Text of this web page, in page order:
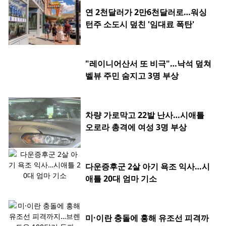
연 2천달러가 2만6천달러로…워싱
턴주 소도시 덮친 '임대료 폭탄'
"레이니어산서 또 비극"…낙석 덮쳐
벨뷰 주민 숨지고 3명 부상
차량 가로막고 22발 난사…시애틀
오로라 총격에 여성 3명 부상
다운증후군 2살 아기 욕조 익사…시
애틀 20대 엄마 기소
미·이란 충돌에 홍해 유조선 피격까